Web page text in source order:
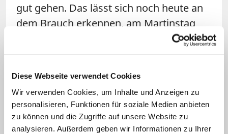
Diese Webseite verwendet Cookies
Wir verwenden Cookies, um Inhalte und Anzeigen zu
personalisieren, Funktionen für soziale Medien anbieten
zu können und die Zugriffe auf unsere Website zu
analysieren. Außerdem geben wir Informationen zu Ihrer
gut gehen. Das lässt sich noch heute an
dem Brauch erkennen, am Martinstag
ein Festessen wie die Martinsgans
Die genaue zeitliche Regelung des
Advents geht auf den sogenannten
"Straßburger Adventsstreit" im elften
Jahrhundert zurück. Damals ging es um